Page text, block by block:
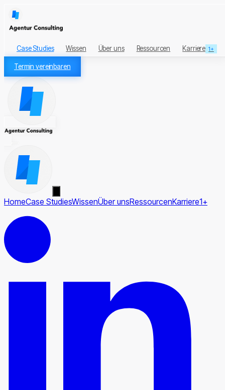
Case Studies Wissen Über uns Ressourcen Karriere 1+
Termin vereinbaren
HomeCase StudiesWissenÜber unsRessourcenKarriere1+